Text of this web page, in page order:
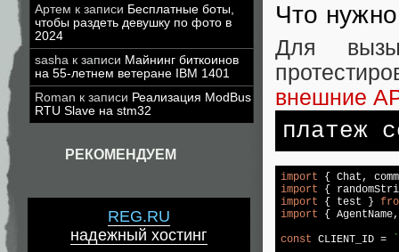
Артем к записи Бесплатные боты,
чтобы раздеть девушку по фото в
2024
sasha к записи Майнинг биткоинов
на 55-летнем ветеране IBM 1401
Roman к записи Реализация ModBus
RTU Slave на stm32
РЕКОМЕНДУЕМ
REG.RU
надежный хостинг
Что
Для
внешние
платеж
import { Chat,
import {
import { test }
import {
const CLIENT_ID =